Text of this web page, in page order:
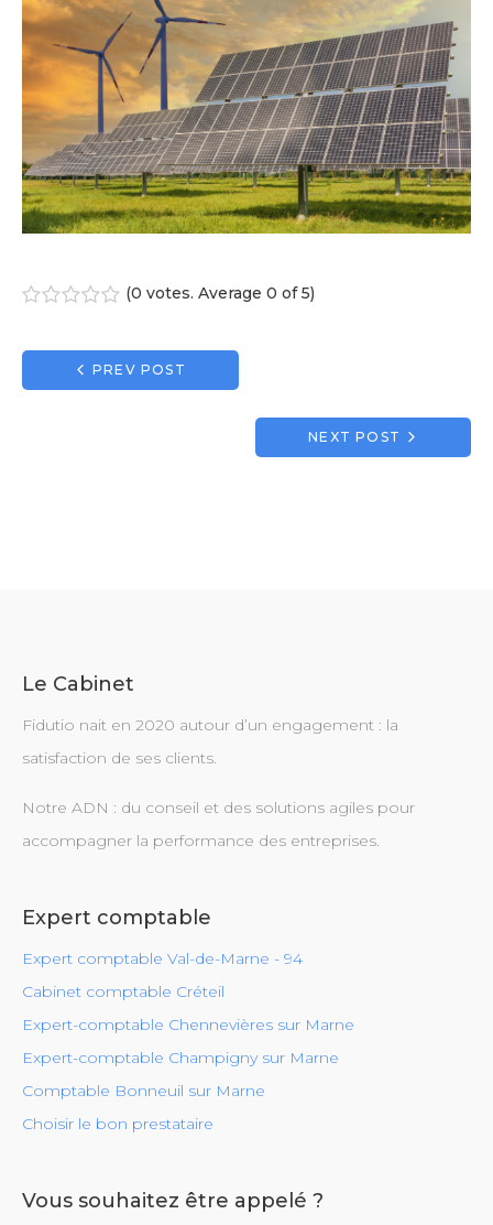
(0 votes. Average 0 of 5)
Navigation
de
PREV POST
NEXT POST
Le Cabinet
Fidutio nait en 2020 autour d’un engagement : la
satisfaction de ses clients.
Notre ADN : du conseil et des solutions agiles pour
accompagner la performance des entreprises.
Expert comptable
Expert comptable Val-de-Marne - 94
Cabinet comptable Créteil
Expert-comptable Chennevières sur Marne
Expert-comptable Champigny sur Marne
Comptable Bonneuil sur Marne
Choisir le bon prestataire
Vous souhaitez être appelé ?